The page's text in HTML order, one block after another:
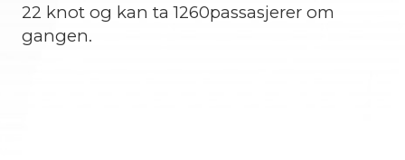
22 knot og kan ta 1260passasjerer om
gangen.